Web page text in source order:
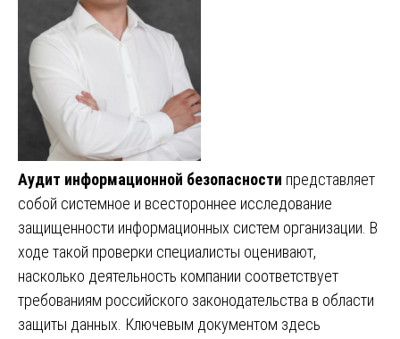
Аудит информационной безопасности представляет
собой системное и всестороннее исследование
защищенности информационных систем организации. В
ходе такой проверки специалисты оценивают,
насколько деятельность компании соответствует
требованиям российского законодательства в области
защиты данных. Ключевым документом здесь